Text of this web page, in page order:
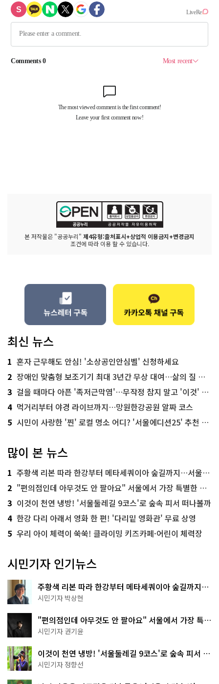
본 저작물은 "공공누리" 제4유형:출처표시+상업적 이용금지+변경금지
조건에 따라 이용 할 수 있습니다.
최신 뉴스
1 혼자 근무해도 안심! '소상공인안심벨' 신청하세요
2 장애인 맞춤형 보조기기 최대 3년간 무상 대여…삶의 질 높인다
3 걸을 때마다 아픈 '족저근막염'…무작정 참지 말고 '이것' 해보세요!
4 먹거리부터 야경 라이브까지…망원한강공원 알짜 코스
5 시민이 사랑한 '찐' 로컬 명소 어디? '서울에디션25' 추천 코스
많이 본 뉴스
1 주황색 리본 따라 한강부터 메타세쿼이아 숲길까지…서울둘레길 15코스
2 "편의점인데 아무것도 안 팔아요" 서울에서 가장 특별한 편의점의 정체
3 이것이 천연 냉방! '서울둘레길 9코스'로 숲속 피서 떠나볼까
4 한강 다리 아래서 영화 한 편! '다리밑 영화관' 무료 상영
5 우리 아이 체력이 쑥쑥! 클라이밍 키즈카페·어린이 체력장
시민기자 인기뉴스
주황색 리본 따라 한강부터 메타세쿼이아 숲길까지…
서울둘레길 15코스
시민기자 박상현
"편의점인데 아무것도 안 팔아요" 서울에서 가장 특별
한 편의점의 정체
시민기자 권기윤
이것이 천연 냉방! '서울둘레길 9코스'로 숲속 피서 떠
나볼까
시민기자 정향선